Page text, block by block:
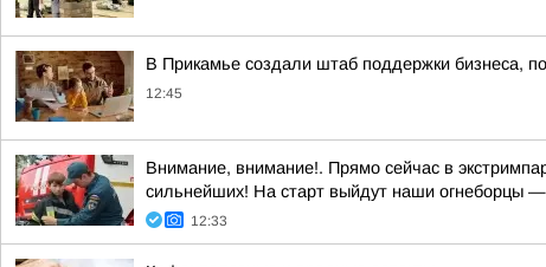
В Прикамье создали штаб поддержки бизнеса,
12:45
Внимание, внимание!. Прямо сейчас в
сильнейших! На старт выйдут наши огнеборцы
12:33